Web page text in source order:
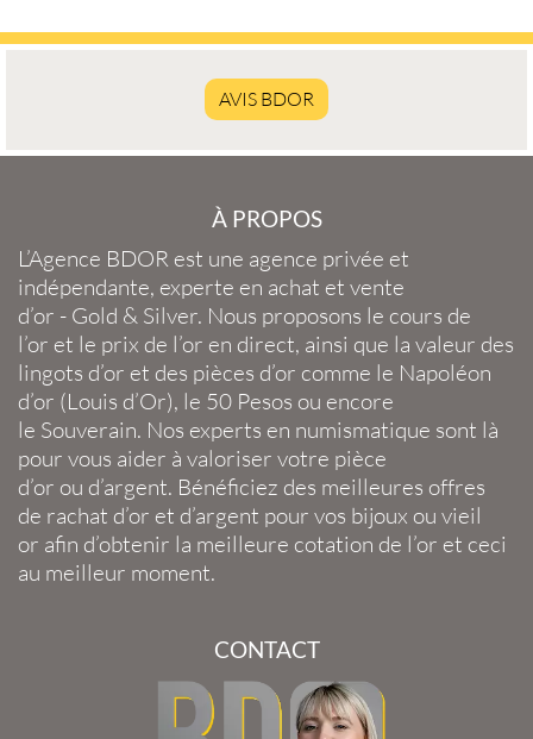
AVIS BDOR
À PROPOS
L’Agence BDOR est une agence privée et
indépendante, experte en achat et vente
d’or - Gold & Silver. Nous proposons le cours de
l’or et le prix de l’or en direct, ainsi que la valeur des
lingots d’or et des pièces d’or comme le Napoléon
d’or (Louis d’Or), le 50 Pesos ou encore
le Souverain. Nos experts en numismatique sont là
pour vous aider à valoriser votre pièce
d’or ou d’argent. Bénéficiez des meilleures offres
de rachat d’or et d’argent pour vos bijoux ou vieil
or afin d’obtenir la meilleure cotation de l’or et ceci
au meilleur moment.
CONTACT